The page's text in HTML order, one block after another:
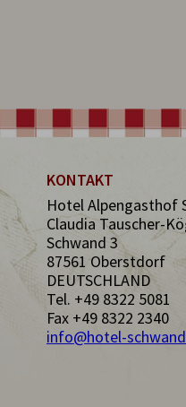
KONTAKT
Hotel Alpengasthof
Claudia Tauscher-
Schwand 3
87561 Oberstdorf
DEUTSCHLAND
Tel. +49 8322 5081
Fax +49 8322 2340
info@hotel-